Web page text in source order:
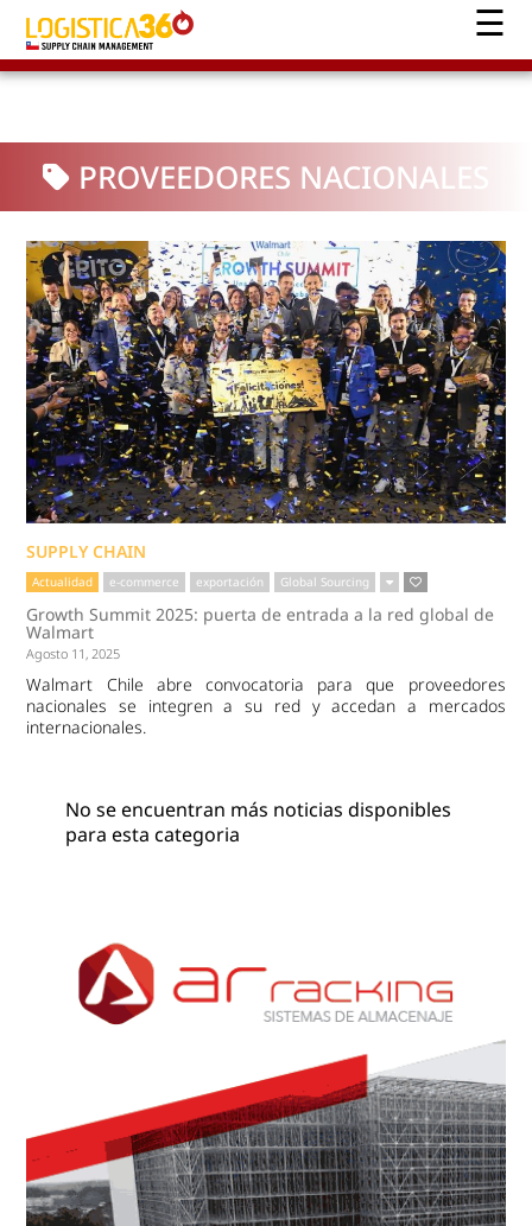
PROVEEDORES NACIONALES
SUPPLY CHAIN
Actualidad e-commerce exportación Global Sourcing
Growth Summit 2025: puerta de entrada a la red global de
Walmart
Agosto 11, 2025
Walmart Chile abre convocatoria para que proveedores
nacionales se integren a su red y accedan a mercados
internacionales.
No se encuentran más noticias disponibles
para esta categoria